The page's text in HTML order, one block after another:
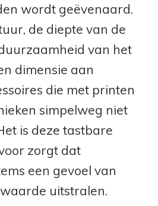
wordt geëvenaard.
de diepte van de
van het
dimensie aan
die met printen
simpelweg niet
is deze tastbare
zorgt dat
een gevoel van
uitstralen.